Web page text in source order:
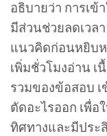
อธิบายว่า การเข้
มีส่วนช่วยลดเวล
แนวคิดก่อนหยิบ
เพิ่มชั่วโมงอ่าน เ
รวมของข้อสอบ
ตัดอะไรออก เพื่อ
ทิศทางและมีประ